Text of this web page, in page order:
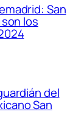
San
los
del
San